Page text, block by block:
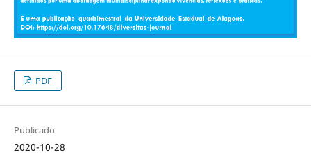
PDF
Publicado
2020-10-28